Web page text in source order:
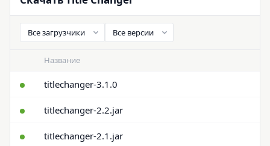
Название
titlechanger-3.1.0
titlechanger-2.2.jar
titlechanger-2.1.jar